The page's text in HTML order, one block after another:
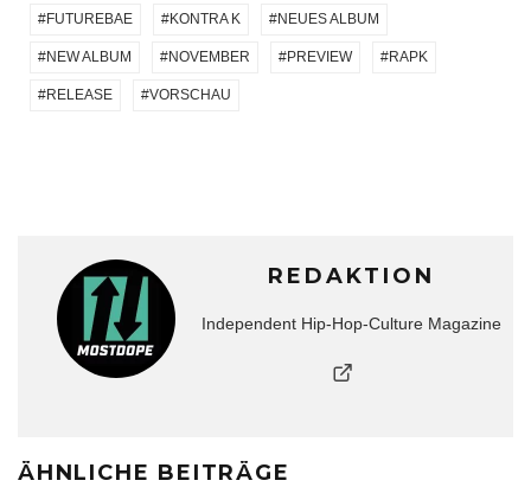
FUTUREBAE KONTRA K NEUES ALBUM
NEW ALBUM NOVEMBER PREVIEW RAPK
RELEASE VORSCHAU
REDAKTION
Independent Hip-Hop-Culture Magazine
ÄHNLICHE BEITRÄGE